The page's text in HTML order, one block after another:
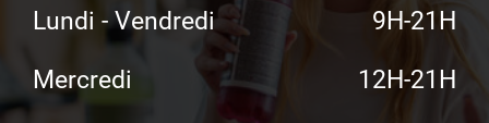
Lundi - Vendredi
9H-21H
Mercredi
12H-21H